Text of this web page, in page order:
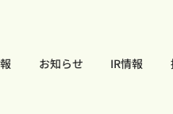
お知らせ IR情報